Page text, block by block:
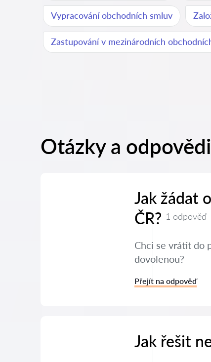
Vypracování obchodních smluv
Zastupování v mezinárodních
Otázky a
Jak žádat
ČR? 1 odpověď
Chci se vrátit do
dovolenou?
Přejít na odpověď
Jak řešit